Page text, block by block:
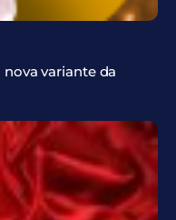
variante da